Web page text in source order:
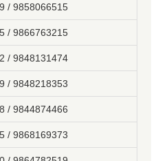
/ 9858066515
/ 9866763215
/ 9848131474
/ 9848218353
/ 9844874466
/ 9868169373